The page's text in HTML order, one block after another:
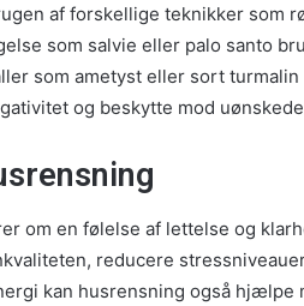
af forskellige teknikker som
som salvie eller palo santo
som ametyst eller sort
og beskytte mod
om en følelse af lettelse og
reducere
kan husrensning også hjælpe